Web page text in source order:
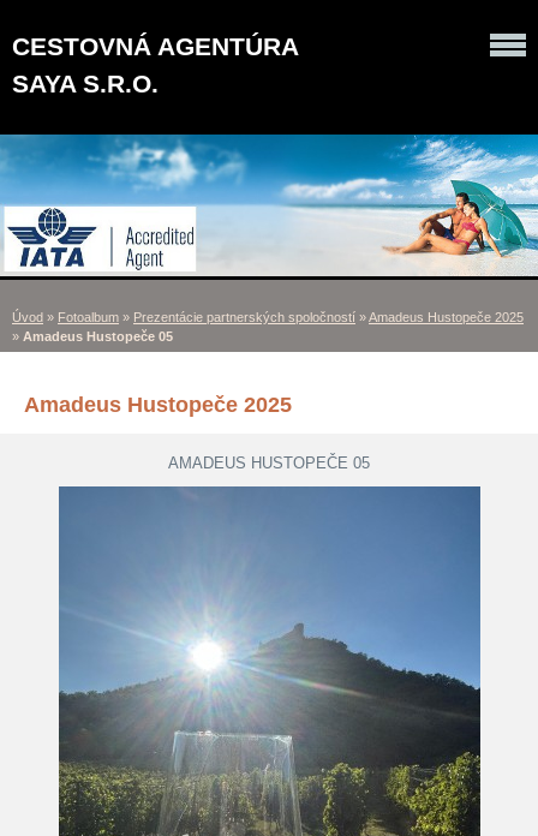
CESTOVNÁ AGENTÚRA
SAYA S.R.O.
Úvod » Fotoalbum » Prezentácie partnerských spoločností »Amadeus Hustopeče 2025
» Amadeus Hustopeče 05
Amadeus Hustopeče 2025
AMADEUS HUSTOPEČE 05